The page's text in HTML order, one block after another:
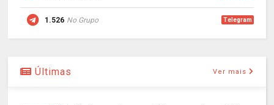
1.526 No Grupo Telegram
Últimas Ver mais